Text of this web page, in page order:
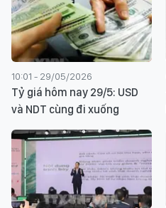
10:01 - 29/05/2026
Tỷ giá hôm nay 29/5: USD
và NDT cùng đi xuống